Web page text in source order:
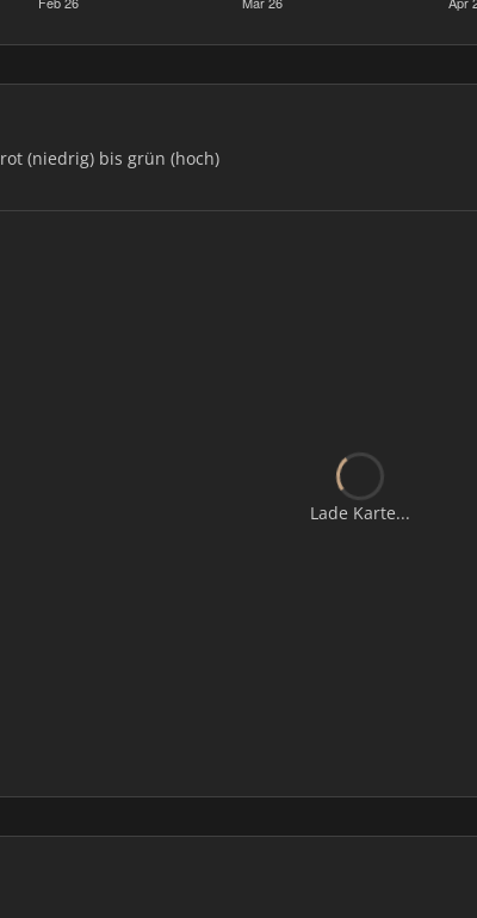
rot (niedrig) bis grün (hoch)
Lade Karte...